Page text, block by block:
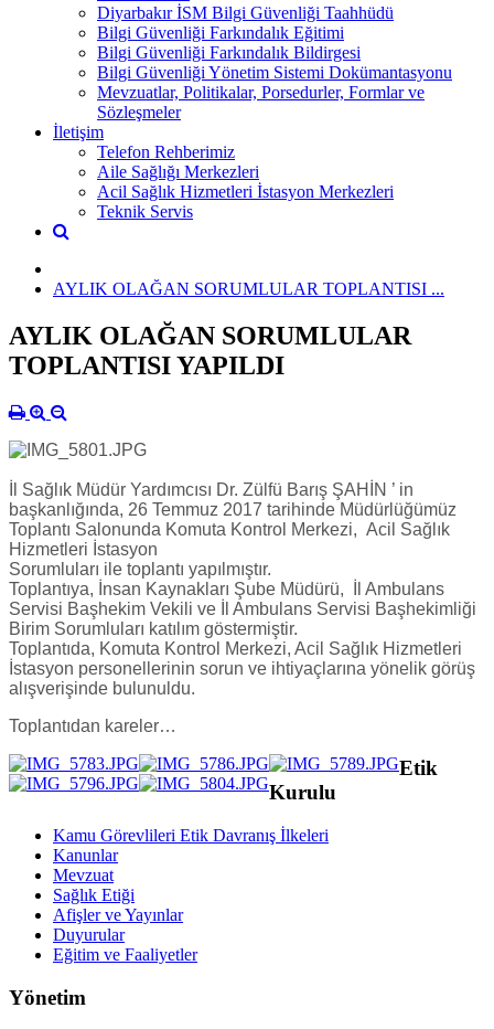
Diyarbakır İSM Bilgi Güvenliği Taahhüdü
Bilgi Güvenliği Farkındalık Eğitimi
Bilgi Güvenliği Farkındalık Bildirgesi
Bilgi Güvenliği Yönetim Sistemi Dokümantasyonu
Mevzuatlar, Politikalar, Porsedurler, Formlar ve
Sözleşmeler
İletişim
Telefon Rehberimiz
Aile Sağlığı Merkezleri
Acil Sağlık Hizmetleri İstasyon Merkezleri
Teknik Servis
AYLIK OLAĞAN SORUMLULAR TOPLANTISI ...
AYLIK OLAĞAN SORUMLULAR
TOPLANTISI YAPILDI
İl Sağlık Müdür Yardımcısı Dr. Zülfü Barış ŞAHİN ’ in
başkanlığında, 26 Temmuz 2017 tarihinde Müdürlüğümüz
Toplantı Salonunda Komuta Kontrol Merkezi, Acil Sağlık
Hizmetleri İstasyon
Sorumluları ile toplantı yapılmıştır.
Toplantıya, İnsan Kaynakları Şube Müdürü, İl Ambulans
Servisi Başhekim Vekili ve İl Ambulans Servisi Başhekimliği
Birim Sorumluları katılım göstermiştir.
Toplantıda, Komuta Kontrol Merkezi, Acil Sağlık Hizmetleri
İstasyon personellerinin sorun ve ihtiyaçlarına yönelik görüş
alışverişinde bulunuldu.
Toplantıdan kareler…
Etik
Kurulu
Kamu Görevlileri Etik Davranış İlkeleri
Kanunlar
Mevzuat
Sağlık Etiği
Afişler ve Yayınlar
Duyurular
Eğitim ve Faaliyetler
Yönetim